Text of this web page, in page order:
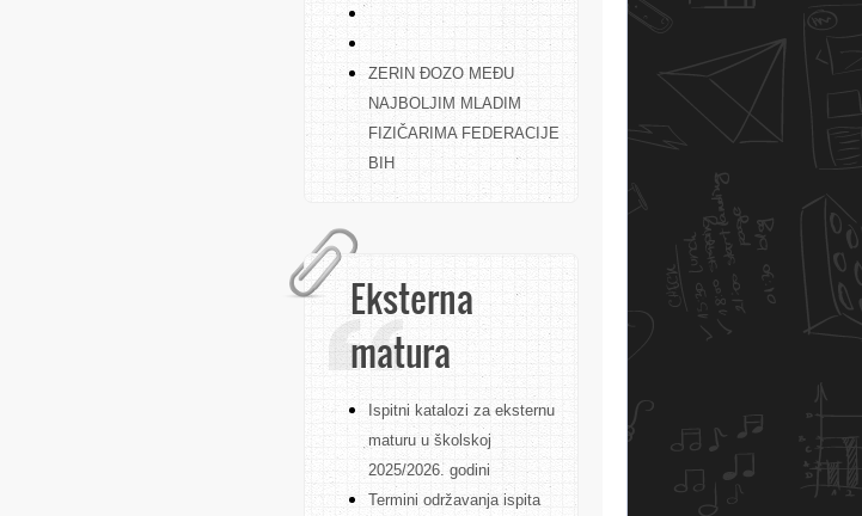
ZERIN ĐOZO MEĐU
NAJBOLJIM MLADIM
FIZIČARIMA FEDERACIJE
BIH
Eksterna
matura
Ispitni katalozi za eksternu
maturu u školskoj
2025/2026. godini
Termini održavanja ispita